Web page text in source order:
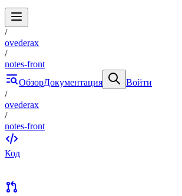
/
ovederax
/
notes-front
ОбзорДокументация
Войти
/
ovederax
/
notes-front
Код